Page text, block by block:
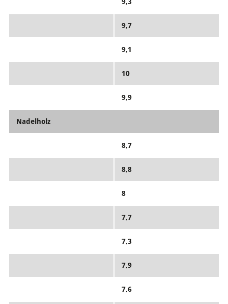
9,7
9,1
10
9,9
Nadelholz
8,7
8,8
8
7,7
7,3
7,9
7,6